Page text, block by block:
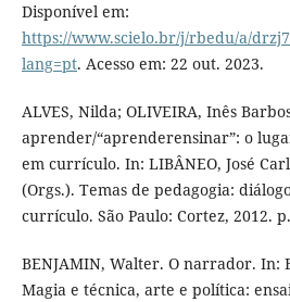
Disponível em:
https://www.scielo.br/j/rbedu/a/
lang=pt. Acesso em: 22 out. 2023.
ALVES, Nilda; OLIVEIRA, Inês
aprender/“aprenderensinar”: o
em currículo. In: LIBÂNEO, José
(Orgs.). Temas de pedagogia:
currículo. São Paulo: Cortez, 2012.
BENJAMIN, Walter. O narrador. In:
Magia e técnica, arte e política: